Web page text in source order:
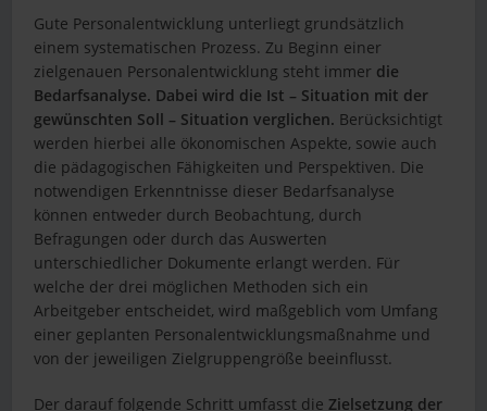
Gute Personalentwicklung unterliegt grundsätzlich
einem systematischen Prozess. Zu Beginn einer
zielgenauen Personalentwicklung steht immer die
Bedarfsanalyse. Dabei wird die Ist – Situation mit der
gewünschten Soll – Situation verglichen. Berücksichtigt
werden hierbei alle ökonomischen Aspekte, sowie auch
die pädagogischen Fähigkeiten und Perspektiven. Die
notwendigen Erkenntnisse dieser Bedarfsanalyse
können entweder durch Beobachtung, durch
Befragungen oder durch das Auswerten
unterschiedlicher Dokumente erlangt werden. Für
welche der drei möglichen Methoden sich ein
Arbeitgeber entscheidet, wird maßgeblich vom Umfang
einer geplanten Personalentwicklungsmaßnahme und
von der jeweiligen Zielgruppengröße beeinflusst.
Der darauf folgende Schritt umfasst die Zielsetzung der